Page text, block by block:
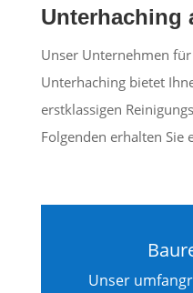
Unterhaching
Unser Unternehmen
Unterhaching bietet
erstklassigen
Folgenden erhalten Sie
Unser